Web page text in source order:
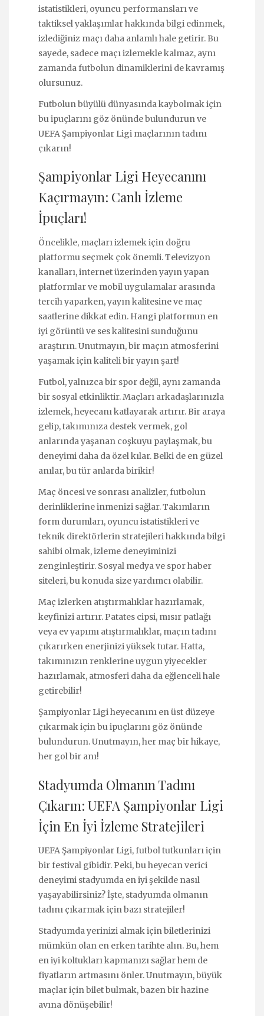
istatistikleri, oyuncu performansları ve
taktiksel yaklaşımlar hakkında bilgi edinmek,
izlediğiniz maçı daha anlamlı hale getirir. Bu
sayede, sadece maçı izlemekle kalmaz, aynı
zamanda futbolun dinamiklerini de kavramış
olursunuz.
Futbolun büyülü dünyasında kaybolmak için
bu ipuçlarını göz önünde bulundurun ve
UEFA Şampiyonlar Ligi maçlarının tadını
çıkarın!
Şampiyonlar Ligi Heyecanını
Kaçırmayın: Canlı İzleme
İpuçları!
Öncelikle, maçları izlemek için doğru
platformu seçmek çok önemli. Televizyon
kanalları, internet üzerinden yayın yapan
platformlar ve mobil uygulamalar arasında
tercih yaparken, yayın kalitesine ve maç
saatlerine dikkat edin. Hangi platformun en
iyi görüntü ve ses kalitesini sunduğunu
araştırın. Unutmayın, bir maçın atmosferini
yaşamak için kaliteli bir yayın şart!
Futbol, yalnızca bir spor değil, aynı zamanda
bir sosyal etkinliktir. Maçları arkadaşlarınızla
izlemek, heyecanı katlayarak artırır. Bir araya
gelip, takımınıza destek vermek, gol
anlarında yaşanan coşkuyu paylaşmak, bu
deneyimi daha da özel kılar. Belki de en güzel
anılar, bu tür anlarda birikir!
Maç öncesi ve sonrası analizler, futbolun
derinliklerine inmenizi sağlar. Takımların
form durumları, oyuncu istatistikleri ve
teknik direktörlerin stratejileri hakkında bilgi
sahibi olmak, izleme deneyiminizi
zenginleştirir. Sosyal medya ve spor haber
siteleri, bu konuda size yardımcı olabilir.
Maç izlerken atıştırmalıklar hazırlamak,
keyfinizi artırır. Patates cipsi, mısır patlağı
veya ev yapımı atıştırmalıklar, maçın tadını
çıkarırken enerjinizi yüksek tutar. Hatta,
takımınızın renklerine uygun yiyecekler
hazırlamak, atmosferi daha da eğlenceli hale
getirebilir!
Şampiyonlar Ligi heyecanını en üst düzeye
çıkarmak için bu ipuçlarını göz önünde
bulundurun. Unutmayın, her maç bir hikaye,
her gol bir anı!
Stadyumda Olmanın Tadını
Çıkarın: UEFA Şampiyonlar Ligi
İçin En İyi İzleme Stratejileri
UEFA Şampiyonlar Ligi, futbol tutkunları için
bir festival gibidir. Peki, bu heyecan verici
deneyimi stadyumda en iyi şekilde nasıl
yaşayabilirsiniz? İşte, stadyumda olmanın
tadını çıkarmak için bazı stratejiler!
Stadyumda yerinizi almak için biletlerinizi
mümkün olan en erken tarihte alın. Bu, hem
en iyi koltukları kapmanızı sağlar hem de
fiyatların artmasını önler. Unutmayın, büyük
maçlar için bilet bulmak, bazen bir hazine
avına dönüşebilir!